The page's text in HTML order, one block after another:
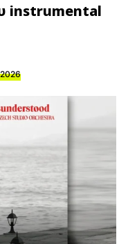
instrumental